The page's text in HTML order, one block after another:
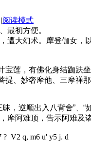
|阅读模式
最初方便。
遭大幻术。摩登伽女
宝莲，有佛化身结跏趺
、妙奢摩他、三摩禅那
，逆顺出入八背舍”、“
摩阿难顶，告示阿难及
? V2 q, m6 u' y5 j. d